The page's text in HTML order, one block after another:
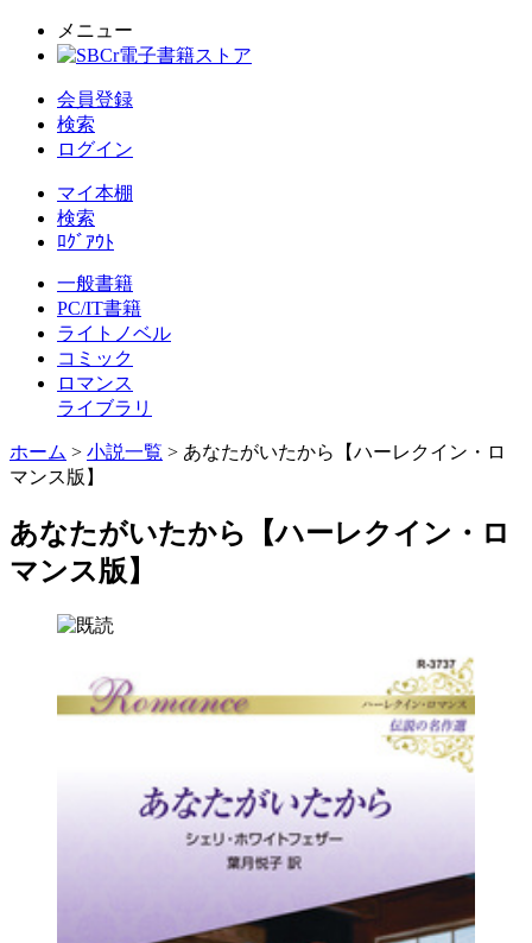
メニュー
会員登録
検索
ログイン
マイ本棚
検索
ﾛｸﾞｱｳﾄ
一般書籍
PC/IT書籍
ライトノベル
コミック
ロマンス
ライブラリ
ホーム > 小説一覧 > あなたがいたから【ハーレクイン・ロ
マンス版】
あなたがいたから【ハーレクイン・ロ
マンス版】